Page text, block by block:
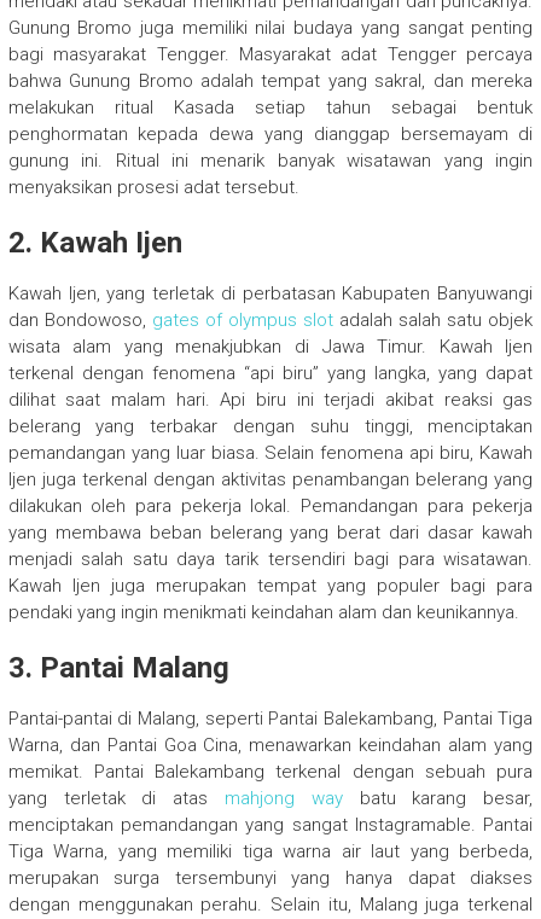
Gunung Bromo juga memiliki nilai budaya yang sangat penting
bagi masyarakat Tengger. Masyarakat adat Tengger percaya
bahwa Gunung Bromo adalah tempat yang sakral, dan mereka
melakukan ritual Kasada setiap tahun sebagai bentuk
penghormatan kepada dewa yang dianggap bersemayam di
gunung ini. Ritual ini menarik banyak wisatawan yang ingin
menyaksikan prosesi adat tersebut.
2. Kawah Ijen
Kawah Ijen, yang terletak di perbatasan Kabupaten Banyuwangi
dan Bondowoso, gates of olympus slot adalah salah satu objek
wisata alam yang menakjubkan di Jawa Timur. Kawah Ijen
terkenal dengan fenomena “api biru” yang langka, yang dapat
dilihat saat malam hari. Api biru ini terjadi akibat reaksi gas
belerang yang terbakar dengan suhu tinggi, menciptakan
pemandangan yang luar biasa. Selain fenomena api biru, Kawah
Ijen juga terkenal dengan aktivitas penambangan belerang yang
dilakukan oleh para pekerja lokal. Pemandangan para pekerja
yang membawa beban belerang yang berat dari dasar kawah
menjadi salah satu daya tarik tersendiri bagi para wisatawan.
Kawah Ijen juga merupakan tempat yang populer bagi para
pendaki yang ingin menikmati keindahan alam dan keunikannya.
3. Pantai Malang
Pantai-pantai di Malang, seperti Pantai Balekambang, Pantai Tiga
Warna, dan Pantai Goa Cina, menawarkan keindahan alam yang
memikat. Pantai Balekambang terkenal dengan sebuah pura
yang terletak di atas mahjong waybatu karang besar,
menciptakan pemandangan yang sangat Instagramable. Pantai
Tiga Warna, yang memiliki tiga warna air laut yang berbeda,
merupakan surga tersembunyi yang hanya dapat diakses
dengan menggunakan perahu. Selain itu, Malang juga terkenal